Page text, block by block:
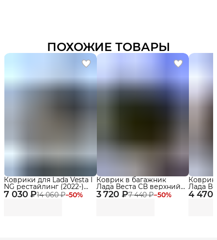
ПОХОЖИЕ ТОВАРЫ
7 030 ₽14 060 ₽−50%
Коврики для Lada Vesta I
NG рестайлинг (2022-)
Classic в cалон 3 720 ₽7 440 ₽−50%
Коврик в багажник
Лада Веста СВ верхний
(2015-23), Lada Vesta SW
Cross / СВ Кросс,
4 470
Коврик
Лада
Lada